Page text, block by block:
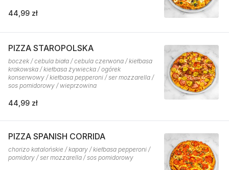
44,99 zł
PIZZA STAROPOLSKA
boczek / cebula biała / cebula czerwona / kiełbasa
krakowska / kiełbasa żywiecka / ogórek
konserwowy / kiełbasa pepperoni / ser mozzarella /
sos pomidorowy / wieprzowina
44,99 zł
PIZZA SPANISH CORRIDA
chorizo katalońskie / kapary / kiełbasa pepperoni /
pomidory / ser mozzarella / sos pomidorowy